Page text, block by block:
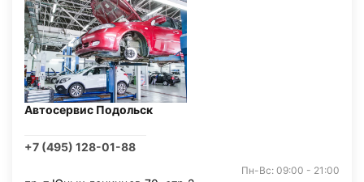
Автосервис Подольск
+7 (495) 128-01-88
Пн-Вс: 09:00 - 21:00